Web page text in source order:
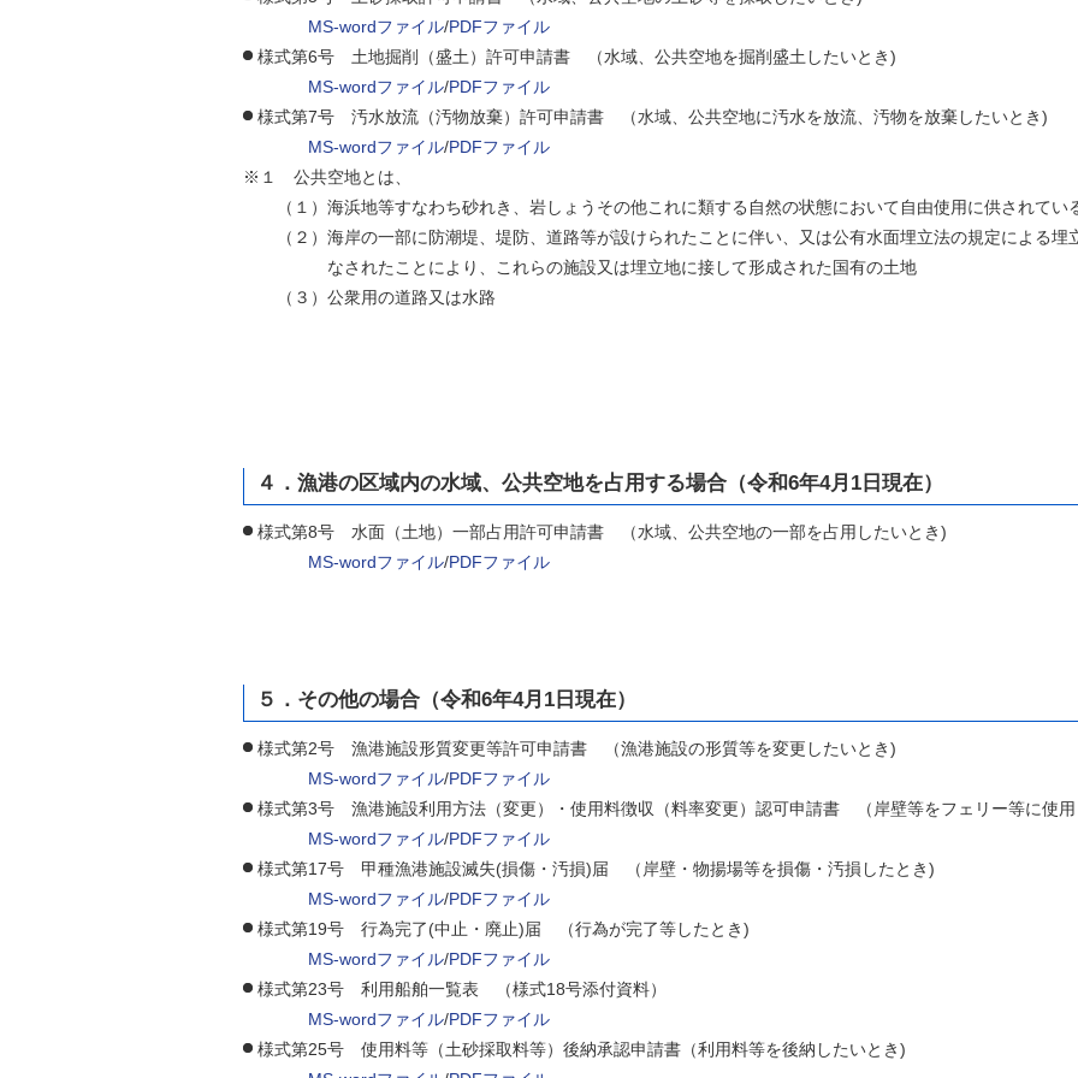
MS-wordファイル/PDFファイル
様式第6号 土地掘削（盛土）許可申請書 （水域、公共空地を掘削盛土したいとき)
MS-wordファイル/PDFファイル
様式第7号 汚水放流（汚物放棄）許可申請書 （水域、公共空地に汚水を放流、汚物を放棄したいとき)
MS-wordファイル/PDFファイル
※１ 公共空地とは、
（１）海浜地等すなわち砂れき、岩しょうその他これに類する自然の状態において自由使用に供されてい
（２）海岸の一部に防潮堤、堤防、道路等が設けられたことに伴い、又は公有水面埋立法の規定による埋
なされたことにより、これらの施設又は埋立地に接して形成された国有の土地
（３）公衆用の道路又は水路
４．漁港の区域内の水域、公共空地を占用する場合（令和6年4月1日現在）
様式第8号 水面（土地）一部占用許可申請書 （水域、公共空地の一部を占用したいとき)
MS-wordファイル/PDFファイル
５．その他の場合（令和6年4月1日現在）
様式第2号 漁港施設形質変更等許可申請書 （漁港施設の形質等を変更したいとき)
MS-wordファイル/PDFファイル
様式第3号 漁港施設利用方法（変更）・使用料徴収（料率変更）認可申請書 （岸壁等をフェリー等に使
MS-wordファイル/PDFファイル
様式第17号 甲種漁港施設滅失(損傷・汚損)届 （岸壁・物揚場等を損傷・汚損したとき)
MS-wordファイル/PDFファイル
様式第19号 行為完了(中止・廃止)届 （行為が完了等したとき)
MS-wordファイル/PDFファイル
様式第23号 利用船舶一覧表 （様式18号添付資料）
MS-wordファイル/PDFファイル
様式第25号 使用料等（土砂採取料等）後納承認申請書（利用料等を後納したいとき)